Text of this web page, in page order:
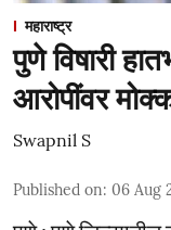
महाराष्ट्र
पुणे विषारी
आरोपींवर
Swapnil S
Published on: 06 Aug